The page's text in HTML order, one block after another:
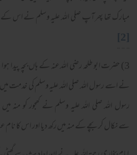
مبارک تھا پھر آپ صلی اللہ علیہ وسلم نے اس کے
[2]
3) حضرت ابو طلحہ رضی اللہ عنہ کے ہاں بچہ پیدا
نے اسے رسول اللہ صلی اللہ علیہ وسلم کی خدمت میں
رسول اللہ صلی اللہ علیہ وسلم نے کھجور کو منہ
سے نکال کر بچے کے منہ میں رکھ دیا اور اس کا نام